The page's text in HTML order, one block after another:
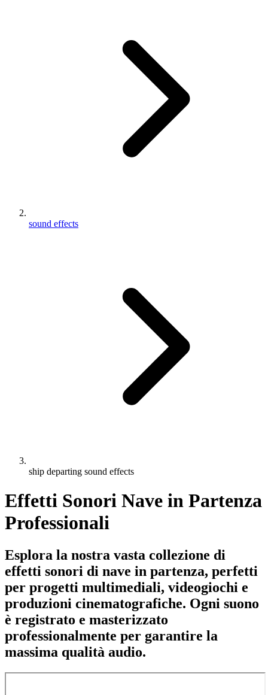
sound effects
ship departing sound effects
Effetti Sonori Nave in Partenza
Professionali
Esplora la nostra vasta collezione di
effetti sonori di nave in partenza, perfetti
per progetti multimediali, videogiochi e
produzioni cinematografiche. Ogni suono
è registrato e masterizzato
professionalmente per garantire la
massima qualità audio.